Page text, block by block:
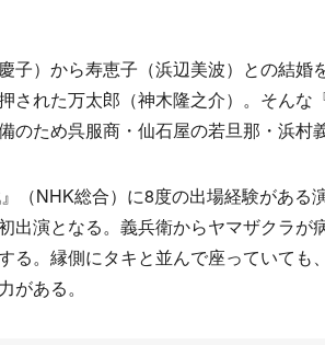
子）から寿恵子（浜辺美波）との結婚
された万太郎（神木隆之介）。そん
のため呉服商・仙石屋の若旦那・浜村
（NHK総合）に8度の出場経験がある
出演となる。義兵衛からヤマザクラが
る。縁側にタキと並んで座っていても
がある。